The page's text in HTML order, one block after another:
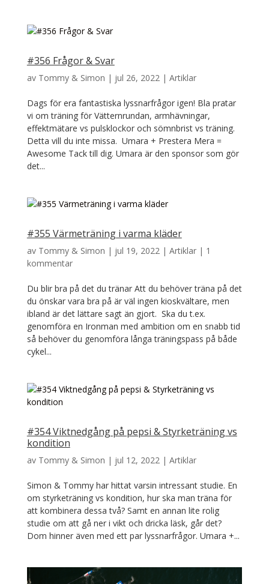
#356 Frågor & Svar
av Tommy & Simon | jul 26, 2022| Artiklar
Dags för era fantastiska lyssnarfrågor igen! Bla pratar
vi om träning för Vätternrundan, armhävningar,
effektmätare vs pulsklockor och sömnbrist vs träning.
Detta vill du inte missa. Umara + Prestera Mera =
Awesome Tack till dig. Umara är den sponsor som gör
det...
#355 Värmeträning i varma kläder
av Tommy & Simon | jul 19, 2022| Artiklar| 1
kommentar
Du blir bra på det du tränar Att du behöver träna på det
du önskar vara bra på är väl ingen kioskvältare, men
ibland är det lättare sagt än gjort. Ska du t.ex.
genomföra en Ironman med ambition om en snabb tid
så behöver du genomföra långa träningspass på både
cykel...
#354 Viktnedgång på pepsi & Styrketräning vs
kondition
av Tommy & Simon | jul 12, 2022| Artiklar
Simon & Tommy har hittat varsin intressant studie. En
om styrketräning vs kondition, hur ska man träna för
att kombinera dessa två? Samt en annan lite rolig
studie om att gå ner i vikt och dricka läsk, går det?
Dom hinner även med ett par lyssnarfrågor. Umara +...